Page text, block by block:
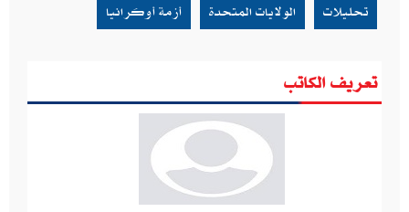
أزمة أوكرانيا الولايات المتحدة تحليلات
تعريف الكاتب